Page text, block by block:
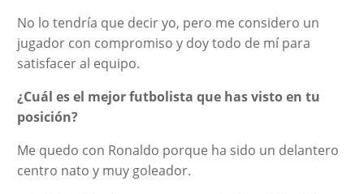
No lo tendría que decir yo, pero me considero un
jugador con compromiso y doy todo de mí para
satisfacer al equipo.
¿Cuál es el mejor futbolista que has visto en tu
posición?
Me quedo con Ronaldo porque ha sido un delantero
centro nato y muy goleador.